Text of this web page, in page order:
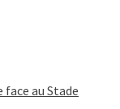
au Stade